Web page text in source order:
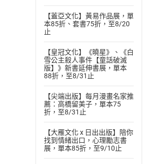
【蓋亞文化】黃易作品展，單
本85折、套書75折，至8/20
止
【皇冠文化】《曉星》、《白
雪公主殺人事件【童話破滅
版】》新書延伸書展，單本
88折，至8/31止
【尖端出版】每月漫畫名家推
薦：高橋留美子，單本75
折，至8/31止
【大雁文化 x 日出出版】陪你
找到情緒出口，心理勵志書
展，單本85折，至9/10止